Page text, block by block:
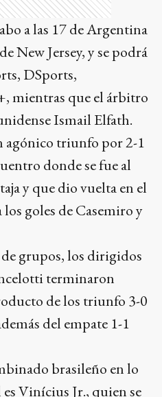
a las 17 de Argentina
New Jersey, y se podrá
DSports,
mientras que el árbitro
Ismail Elfath.
triunfo por 2-1
donde se fue al
y que dio vuelta en el
goles de Casemiro y
grupos, los dirigidos
terminaron
de los triunfo 3-0
del empate 1-1
brasileño en lo